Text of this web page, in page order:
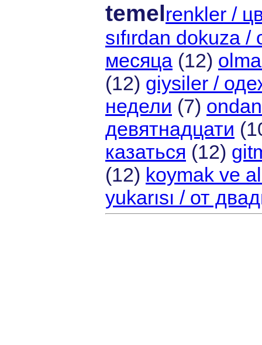
temelrenkler /
sıfırdan dokuza
месяца (12)
(12) giysiler /
недели (7)
девятнадцати
казаться (12)
(12) koymak ve
yukarısı / от